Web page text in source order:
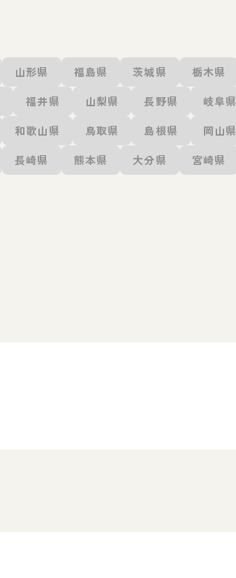
山形県 福島県 茨城県 栃木県
福井県 山梨県 長野県 岐阜県
和歌山県 鳥取県 島根県 岡山県
長崎県 熊本県 大分県 宮崎県